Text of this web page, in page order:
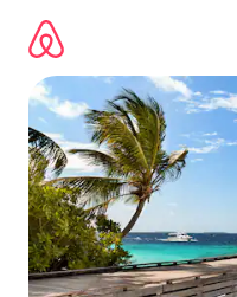
direct
naar
inhoud